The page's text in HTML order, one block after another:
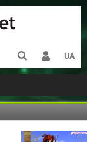
UA
Спортивні Для